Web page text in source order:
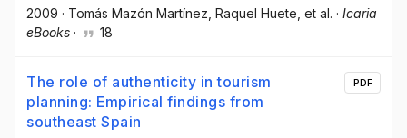
2009 · Tomás Mazón Martínez , Raquel Huete , et al. · Icaria
eBooks · 18
The role of authenticity in tourism
planning: Empirical findings from
southeast Spain
PDF